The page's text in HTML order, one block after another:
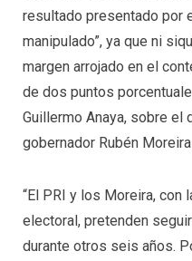
resultado presentado por
manipulado”, ya que ni
margen arrojado en el
de dos puntos
Guillermo Anaya, sobre el
gobernador Rubén
“El PRI y los Moreira, con
electoral, pretenden
durante otros seis años.